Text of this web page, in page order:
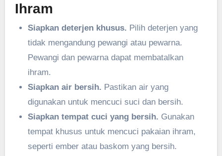
Ihram
Siapkan deterjen khusus. Pilih deterjen yang
tidak mengandung pewangi atau pewarna.
Pewangi dan pewarna dapat membatalkan
ihram.
Siapkan air bersih. Pastikan air yang
digunakan untuk mencuci suci dan bersih.
Siapkan tempat cuci yang bersih. Gunakan
tempat khusus untuk mencuci pakaian ihram,
seperti ember atau baskom yang bersih.